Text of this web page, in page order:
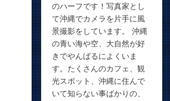
のハーフです！写真家とし
て沖縄でカメラを片手に風
景撮影をしています。 沖縄
の青い海や空、大自然が好
きでやんばるによくいま
す。たくさんのカフェ、観
光スポット、沖縄に住んで
いて知らない事ばかりの、